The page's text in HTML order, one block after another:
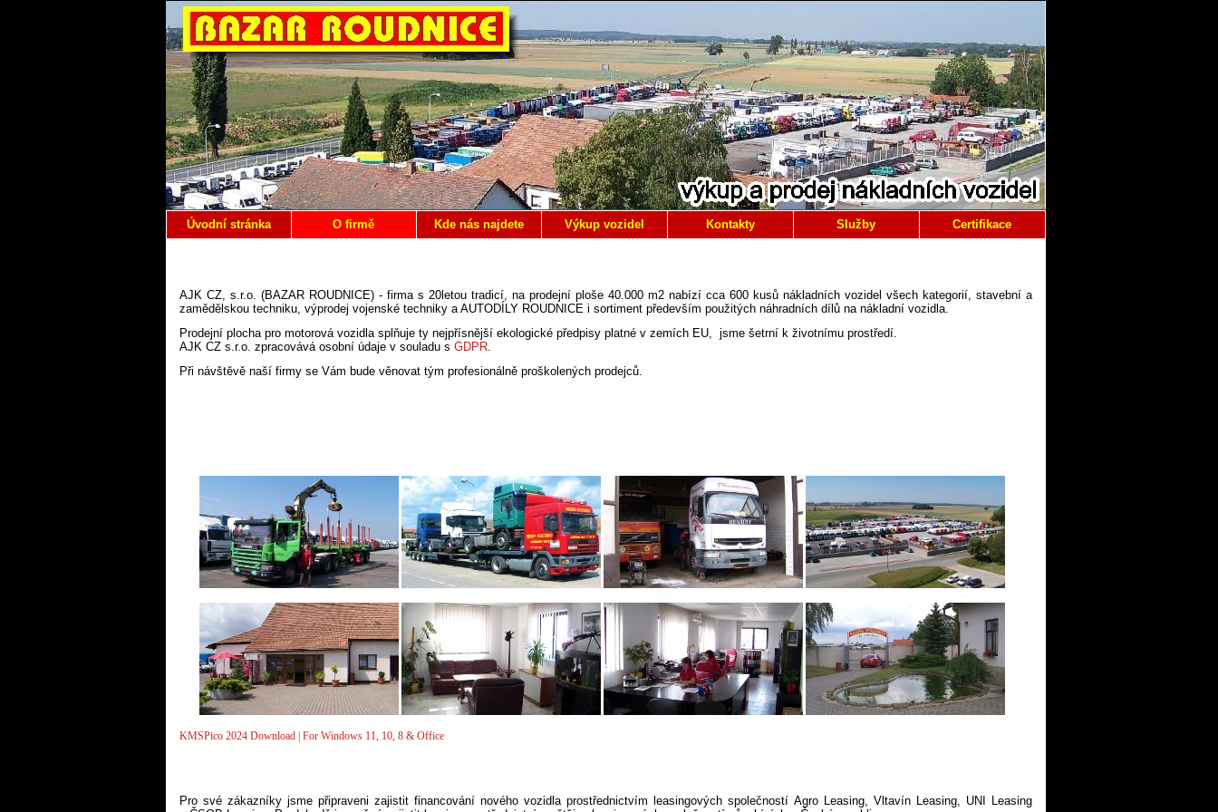
Úvodní stránka O firmě Kde nás najdete Výkup vozidel Kontakty Služby Certifikace
AJK CZ, s.r.o. (BAZAR ROUDNICE) - firma s 20letou tradicí, na prodejní ploše 40.000 m2 nabízí cca 600 kusů nákladních vozidel všech kategorií, stavební a
zamědělskou techniku, výprodej vojenské techniky a AUTODÍLY ROUDNICE i sortiment především použitých náhradních dílů na nákladní vozidla.
Prodejní plocha pro motorová vozidla splňuje ty nejpřísnější ekologické předpisy platné v zemích EU, jsme šetrní k životnímu prostředí.
AJK CZ s.r.o. zpracovává osobní údaje v souladu s GDPR.
Při návštěvě naší firmy se Vám bude věnovat tým profesionálně proškolených prodejců.
KMSPico 2024 Download | For Windows 11, 10, 8 & Office
Pro své zákazníky jsme připraveni zajistit financování nového vozidla prostřednictvím leasingových společností Agro Leasing, Vltavín Leasing, UNI Leasing